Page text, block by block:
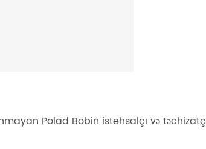
Polad Bobin istehsalçı və